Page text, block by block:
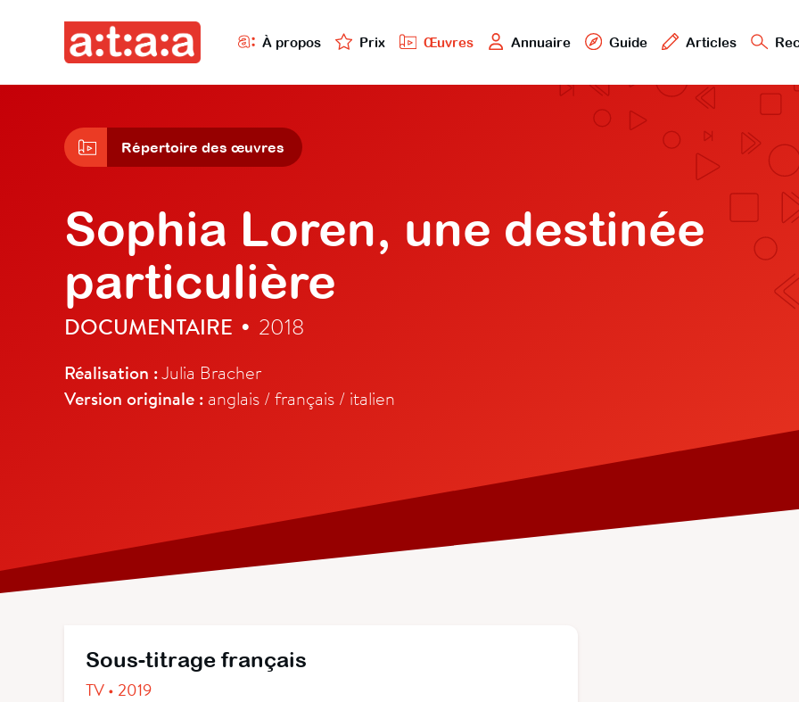
À propos Prix Œuvres Annuaire Guide Articles
Répertoire des œuvres
Sophia Loren, une destinée
particulière
DOCUMENTAIRE • 2018
Réalisation :Julia Bracher
Version originale : anglais / français / italien
Sous-titrage français
TV • 2019